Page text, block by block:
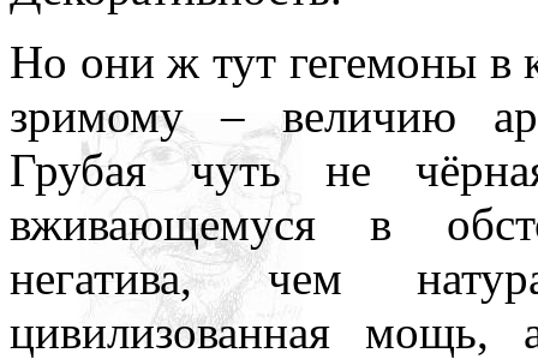
Но они ж тут гегемоны в
зримому – величию
Грубая чуть не
вживающемуся в
негатива, чем
цивилизованная мощь,